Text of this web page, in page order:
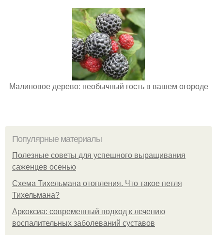
Малиновое дерево: необычный гость в вашем огороде
Популярные материалы
Полезные советы для успешного выращивания
саженцев осенью
Схема Тихельмана отопления. Что такое петля
Тихельмана?
Аркоксиа: современный подход к лечению
воспалительных заболеваний суставов